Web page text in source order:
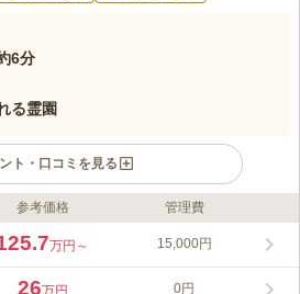
6分
る霊園
ト・口コミを見る
デンは、足立区古千谷本町の浄光寺が管理す
ることができます。歴史あるお寺のご住職や
参考価格 管理費
万円～ 15,000円
26万円 0円